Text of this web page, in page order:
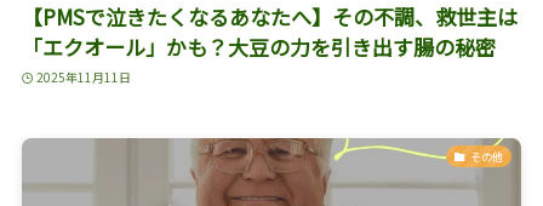
【PMSで泣きたくなるあなたへ】その不調、救世主は
「エクオール」かも？大豆の力を引き出す腸の秘密
2025年11月11日
その他